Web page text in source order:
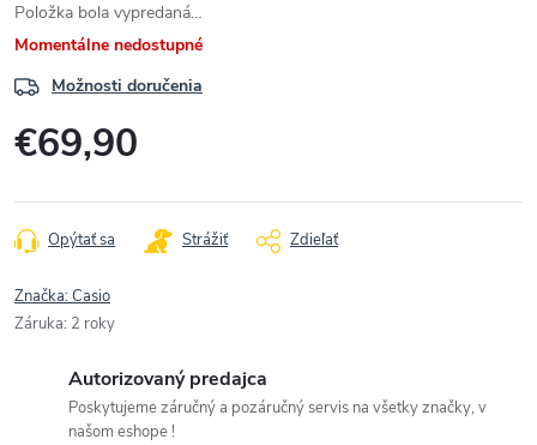
Položka bola vypredaná…
Momentálne nedostupné
Možnosti doručenia
€69,90
cena:
Opýtať sa Strážiť Zdieľať
Značka:Casio
Záruka: 2 roky
Autorizovaný predajca
Poskytujeme záručný a pozáručný servis na všetky značky, v
našom eshope !